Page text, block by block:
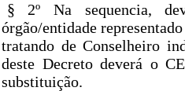
§ 2º Na sequencia,
órgão/entidade
tratando de Conselheiro
deste Decreto deverá o
substituição.